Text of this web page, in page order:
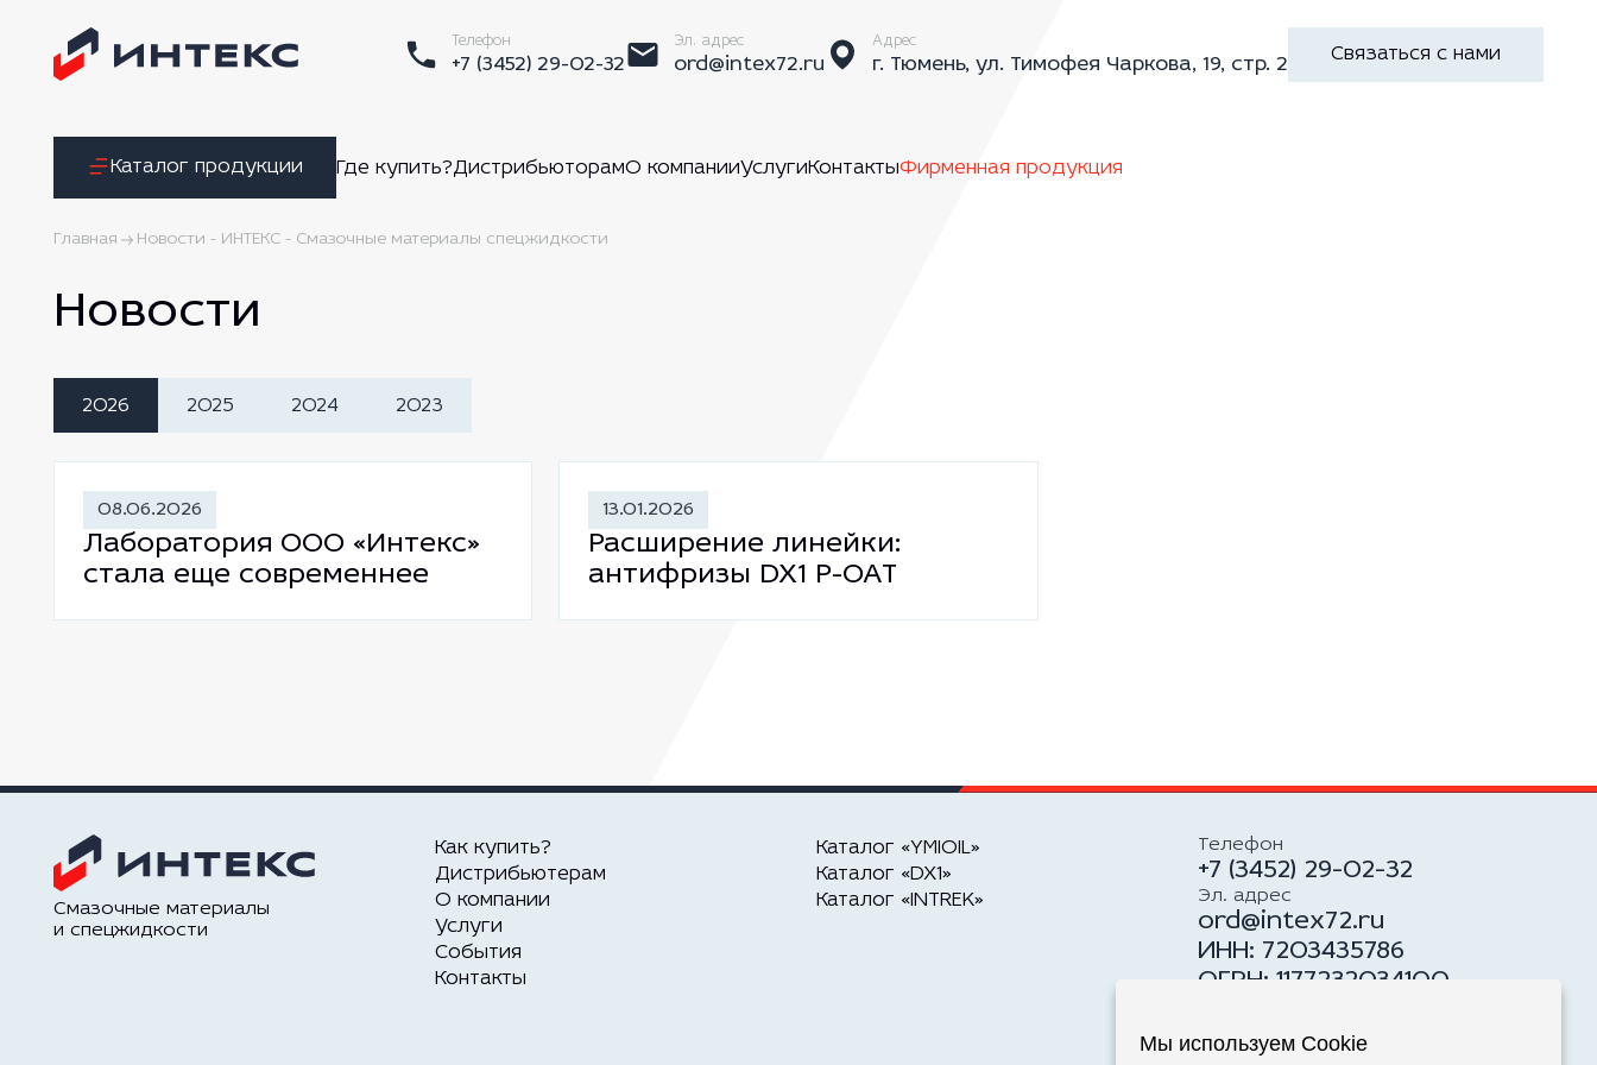
Телефон
+7 (3452) 29-02-32
Эл. адрес
ord@intex72.ru
Адрес
г. Тюмень, ул. Тимофея Чаркова, 19, стр. 2 Связаться с нами
Каталог продукции Где купить?ДистрибьюторамО компанииУслугиКонтактыФирменная продукция
Главная Новости - ИНТЕКС - Смазочные материалы спецжидкости
Новости
2026 2025 2024 2023
08.06.2026
Лаборатория ООО «Интекс»
стала еще современнее
13.01.2026
Расширение линейки:
антифризы DX1 P-OAT
Смазочные материалы
и спецжидкости
Как купить?
Дистрибьютерам
О компании
Услуги
События
Контакты
Каталог «YMIOIL»
Каталог «DX1»
Каталог «INTREK»
Телефон
+7 (3452) 29-02-32
Эл. адрес
ord@intex72.ru
ИНН: 7203435786
ОГРН: 1177232034100
625059, Российская
Мы используем Cookie